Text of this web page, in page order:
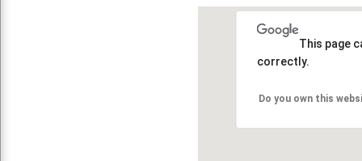
This page
correctly.
Do you own this